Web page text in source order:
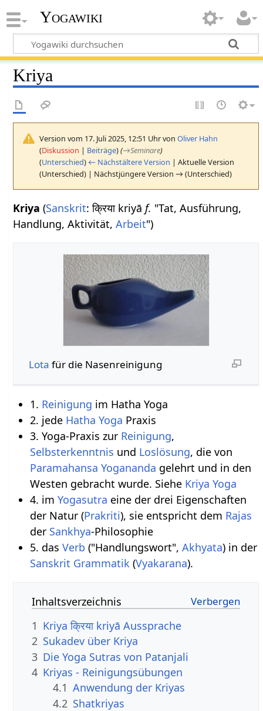
Yogawiki
Kriya
Version vom 17. Juli 2025, 12:51 Uhr vonOliver Hahn
(Diskussion | Beiträge)(→Seminare)
(Unterschied) ← Nächstältere Version | Aktuelle Version
(Unterschied) | Nächstjüngere Version → (Unterschied)
Kriya (Sanskrit: क्रिया kriyāf. "Tat, Ausführung,
Handlung, Aktivität,Arbeit")
Lota für die Nasenreinigung
1. Reinigung im Hatha Yoga
2. jede Hatha Yoga Praxis
3. Yoga-Praxis zur Reinigung,
Selbsterkenntnis und Loslösung, die von
Paramahansa Yogananda gelehrt und in den
Westen gebracht wurde. Siehe Kriya Yoga
4. im Yogasutra eine der drei Eigenschaften
der Natur (Prakriti), sie entspricht dem Rajas
der Sankhya-Philosophie
5. das Verb ("Handlungswort", Akhyata) in der
Sanskrit Grammatik(Vyakarana).
Inhaltsverzeichnis
1 Kriya क्रिया kriyā Aussprache
2 Sukadev über Kriya
3 Die Yoga Sutras von Patanjali
4 Kriyas - Reinigungsübungen
4.1 Anwendung der Kriyas
4.2 Shatkriyas